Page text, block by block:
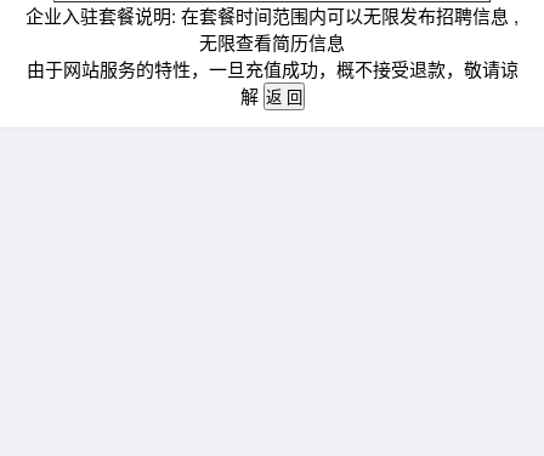
企业入驻套餐说明: 在套餐时间范围内可以无限发布招聘信息 ,
无限查看简历信息
由于网站服务的特性，一旦充值成功，概不接受退款，敬请谅
解